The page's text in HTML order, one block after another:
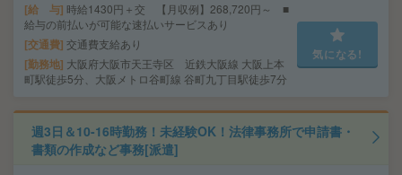
給 与 時給1430円＋交 【月収例】268,720円～ ■
給与の前払いが可能な速払いサービスあり
交通費 交通費支給あり
勤務地 大阪府大阪市天王寺区 近鉄大阪線 大阪上本
町駅徒歩5分、大阪メトロ谷町線 谷町九丁目駅徒歩7分
気になる!
週3日＆10-16時勤務！未経験OK！法律事務所で申請書・
書類の作成など事務[派遣]